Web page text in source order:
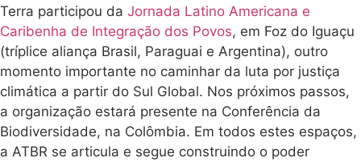
Terra participou da Jornada Latino Americana e
Caribenha de Integração dos Povos, em Foz do Iguaçu
(tríplice aliança Brasil, Paraguai e Argentina), outro
momento importante no caminhar da luta por justiça
climática a partir do Sul Global. Nos próximos passos,
a organização estará presente na Conferência da
Biodiversidade, na Colômbia. Em todos estes espaços,
a ATBR se articula e segue construindo o poder